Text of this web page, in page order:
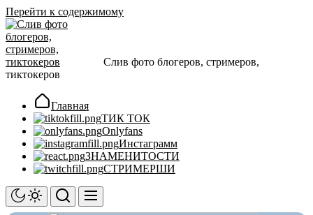
Перейти к содержимому
Слив фото блогеров, стримеров,
тиктокеров
Главная
ТИК ТОК
Onlyfans
Инстаграмм
ЗНАМЕНИТОСТИ
СТРИМЕРШИ